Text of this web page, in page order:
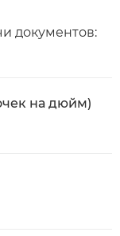
документов:
на дюйм)